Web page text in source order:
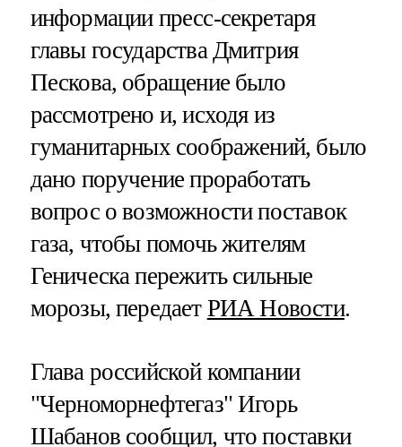
информации пресс-секретаря
главы государства Дмитрия
Пескова, обращение было
рассмотрено и, исходя из
гуманитарных соображений, было
дано поручение проработать
вопрос о возможности поставок
газа, чтобы помочь жителям
Геническа пережить сильные
морозы, передает РИА Новости.
Глава российской компании
"Черноморнефтегаз" Игорь
Шабанов сообщил, что поставки